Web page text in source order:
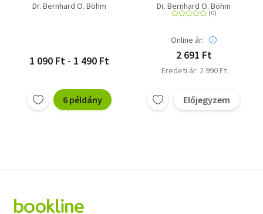
Dr. Bernhard O. Böhm
1 090 Ft - 1 490 Ft
6 példány
Dr. Bernhard O. Böhm
Online ár:
2 691 Ft
Eredeti ár: 2 990 Ft
Előjegyzem